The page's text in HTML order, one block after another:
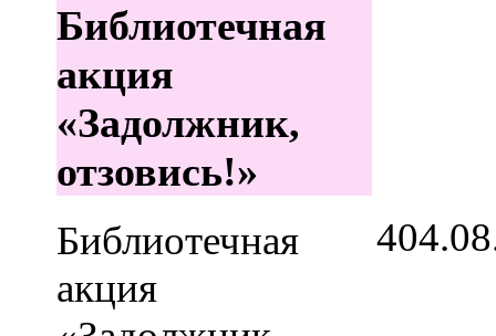
Библиотечная
акция
«Задолжник,
отзовись!»
Библиотечная
акция
4